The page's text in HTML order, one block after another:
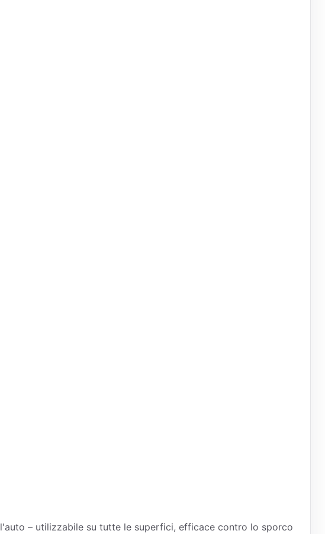
– utilizzabile su tutte le superfici, efficace contro lo sporco